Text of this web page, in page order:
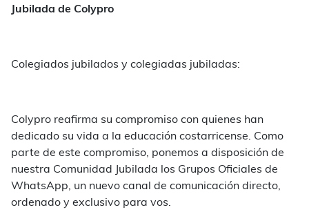
Jubilada de Colypro
Colegiados jubilados y colegiadas jubiladas:
Colypro reafirma su compromiso con quienes han
dedicado su vida a la educación costarricense. Como
parte de este compromiso, ponemos a disposición de
nuestra Comunidad Jubilada los Grupos Oficiales de
WhatsApp, un nuevo canal de comunicación directo,
ordenado y exclusivo para vos.